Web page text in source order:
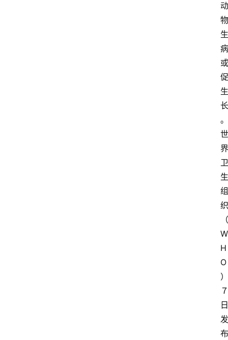
动
物
生
病
或
促
生
长
。
世
界
卫
生
组
织
（
W
H
O
）
７
日
发
布